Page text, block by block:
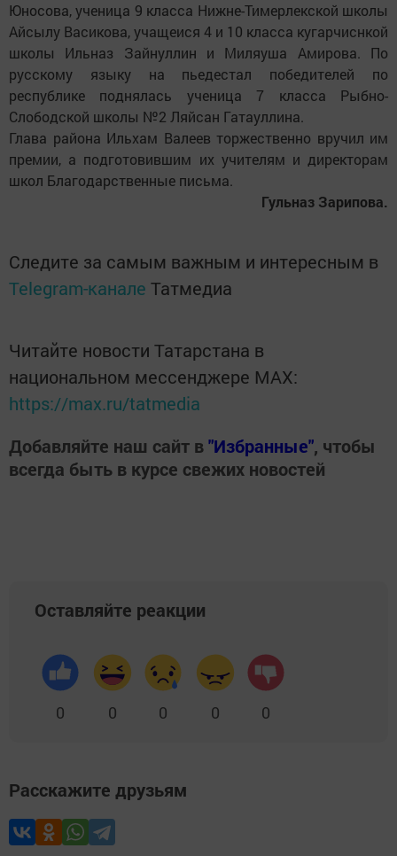
Юносова, ученица 9 класса Нижне-Тимерлекской школы
Айсылу Васикова, учащеися 4 и 10 класса кугарчиснкой
школы Ильназ Зайнуллин и Миляуша Амирова. По
русскому языку на пьедестал победителей по
республике поднялась ученица 7 класса Рыбно-
Слободской школы №2 Ляйсан Гатауллина.
Глава района Ильхам Валеев торжественно вручил им
премии, а подготовившим их учителям и директорам
школ Благодарственные письма.
Гульназ Зарипова.
Следите за самым важным и интересным в
Telegram-канале Татмедиа
Читайте новости Татарстана в
национальном мессенджере MАХ:
https://max.ru/tatmedia
Добавляйте наш сайт в"Избранные", чтобы
всегда быть в курсе свежих новостей
Оставляйте реакции
0 0 0 0 0
Расскажите друзьям